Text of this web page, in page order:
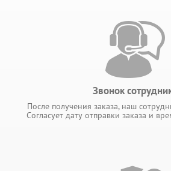
Звонок
После получения заказа, наш
Согласует дату отправки заказа и